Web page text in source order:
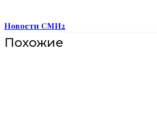
Новости СМИ2
Похожие